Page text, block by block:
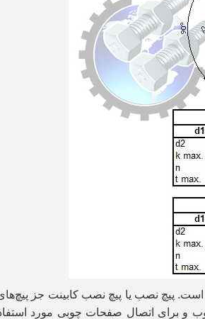
است. پیچ نصب یا پیچ نصب کابینت جز
برای اتصال صفحات چوبی مورد استفاده